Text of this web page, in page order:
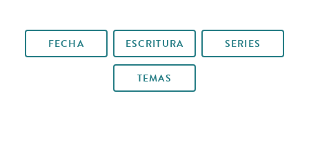
FECHA ESCRITURA SERIES
TEMAS